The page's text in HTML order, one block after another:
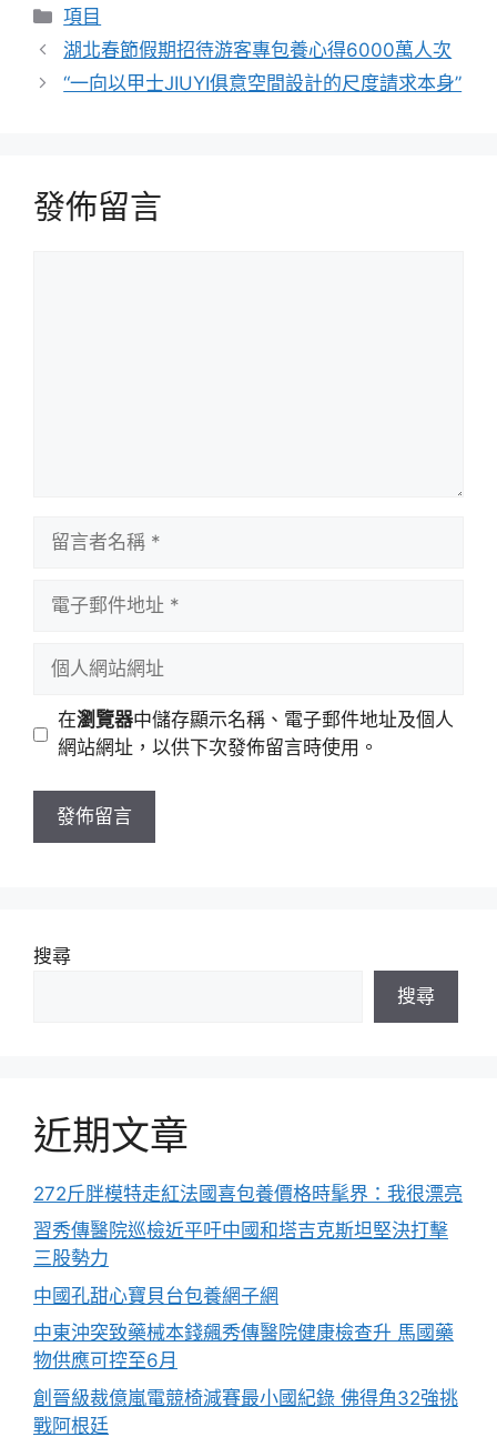
分
類
項目
湖北春節假期招待游客專包養心得6000萬人次
“一向以甲士JIUYI俱意空間設計的尺度請求本身”
發佈留言
址
站
址
在瀏覽器中儲存顯示名稱、電子郵件地址及個人
網站網址，以供下次發佈留言時使用。
搜尋
搜尋
近期文章
272斤胖模特走紅法國喜包養價格時髦界：我很漂亮
習秀傳醫院巡檢近平吁中國和塔吉克斯坦堅決打擊
三股勢力
中國孔甜心寶貝台包養網子網
中東沖突致藥械本錢飆秀傳醫院健康檢查升 馬國藥
物供應可控至6月
創晉級裁億嵐電競椅減賽最小國紀錄 佛得角32強挑
戰阿根廷